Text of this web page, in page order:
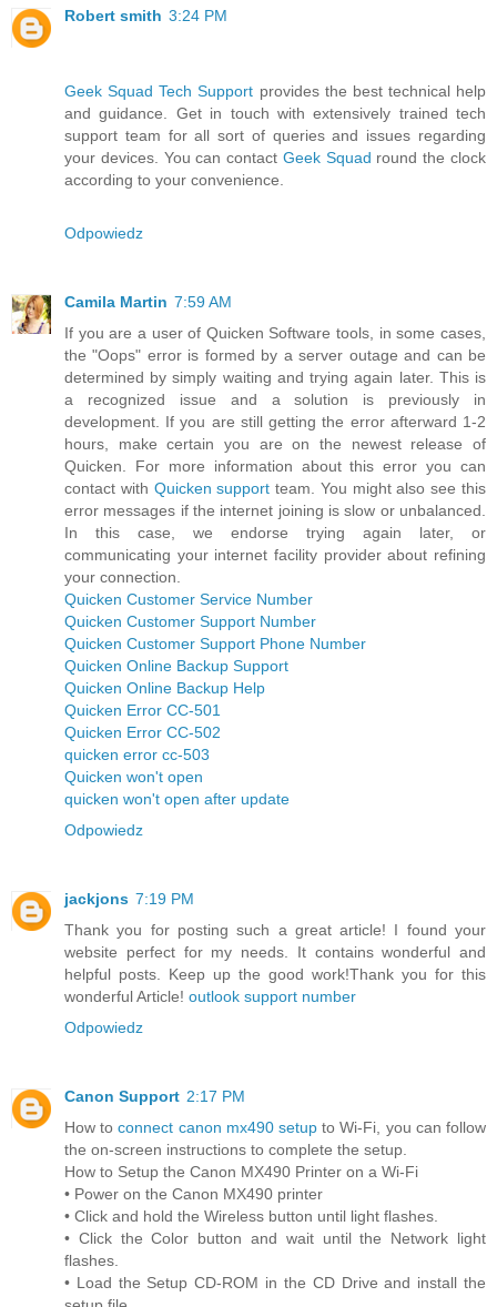
Robert smith 3:24 PM
Geek Squad Tech Support provides the best technical help
and guidance. Get in touch with extensively trained tech
support team for all sort of queries and issues regarding
your devices. You can contact Geek Squad round the clock
according to your convenience.
Odpowiedz
Camila Martin 7:59 AM
If you are a user of Quicken Software tools, in some cases,
the "Oops" error is formed by a server outage and can be
determined by simply waiting and trying again later. This is
a recognized issue and a solution is previously in
development. If you are still getting the error afterward 1-2
hours, make certain you are on the newest release of
Quicken. For more information about this error you can
contact with Quicken support team. You might also see this
error messages if the internet joining is slow or unbalanced.
In this case, we endorse trying again later, or
communicating your internet facility provider about refining
your connection.
Quicken Customer Service Number
Quicken Customer Support Number
Quicken Customer Support Phone Number
Quicken Online Backup Support
Quicken Online Backup Help
Quicken Error CC-501
Quicken Error CC-502
quicken error cc-503
Quicken won't open
quicken won't open after update
Odpowiedz
jackjons 7:19 PM
Thank you for posting such a great article! I found your
website perfect for my needs. It contains wonderful and
helpful posts. Keep up the good work!Thank you for this
wonderful Article! outlook support number
Odpowiedz
Canon Support 2:17 PM
How toconnect canon mx490 setup to Wi-Fi, you can follow
the on-screen instructions to complete the setup.
How to Setup the Canon MX490 Printer on a Wi-Fi
• Power on the Canon MX490 printer
• Click and hold the Wireless button until light flashes.
• Click the Color button and wait until the Network light
flashes.
• Load the Setup CD-ROM in the CD Drive and install the